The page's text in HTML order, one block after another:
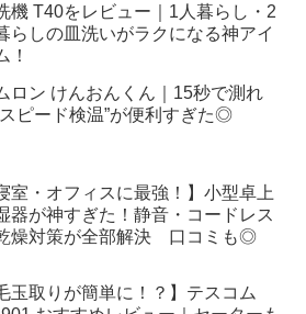
機 T40をレビュー｜1人暮らし・2
らしの皿洗いがラクになる神アイ
！
ロン けんおんくん｜15秒で測れ
スピード検温”が便利すぎた◎
室・オフィスに最強！】小型卓上
器が神すぎた！静音・コードレス
燥対策が全部解決 口コミも◎
玉取りが簡単に！？】テスコム